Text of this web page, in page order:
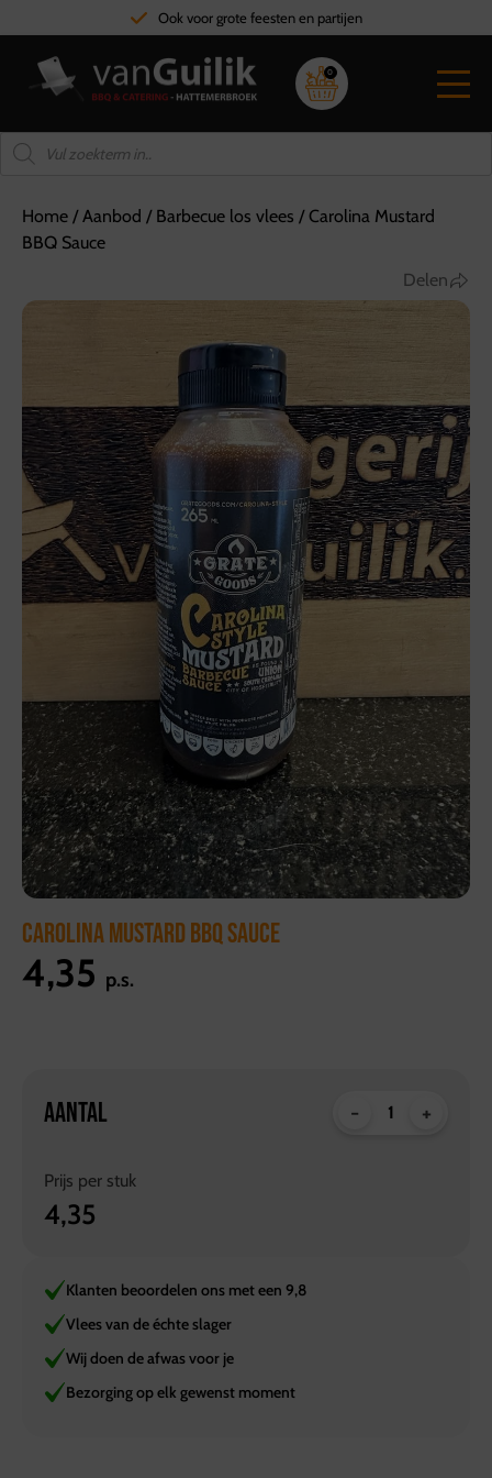
Ook voor grote feesten en partijen
0
Home /Aanbod / Barbecue los vlees /Carolina Mustard
BBQ Sauce
CAROLINA MUSTARD BBQ SAUCE
Delen
4,35 p.s.
AANTAL - +
Prijs per stuk
4,35
Klanten beoordelen ons met een 9,8
Vlees van de échte slager
Wij doen de afwas voor je
Bezorging op elk gewenst moment